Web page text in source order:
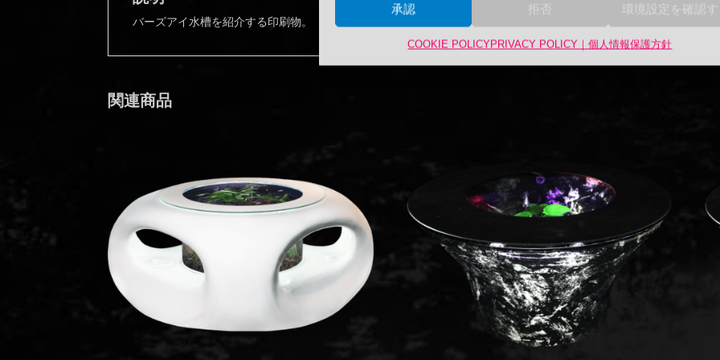
承認 拒否 環境設定を確認
COOKIE POLICYPRIVACY POLICY｜個人情報保護方針
バーズアイ水槽を紹介する印刷物。
関連商品